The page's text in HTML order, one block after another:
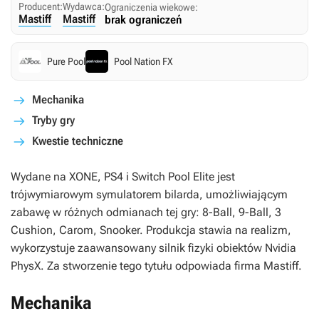
Producent:
Mastiff
Wydawca:
Mastiff
Ograniczenia wiekowe:
brak ograniczeń
Pure Pool Pool Nation FX
Mechanika
Tryby gry
Kwestie techniczne
Wydane na XONE, PS4 i Switch Pool Elite jest
trójwymiarowym symulatorem bilarda, umożliwiającym
zabawę w różnych odmianach tej gry: 8-Ball, 9-Ball, 3
Cushion, Carom, Snooker. Produkcja stawia na realizm,
wykorzystuje zaawansowany silnik fizyki obiektów Nvidia
PhysX. Za stworzenie tego tytułu odpowiada firma Mastiff.
Mechanika